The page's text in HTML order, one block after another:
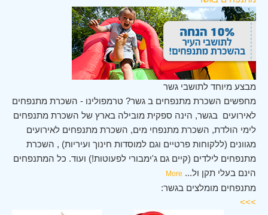
מבצע מיוחד לתושבי גשר
מחפשים השכרת מתנפחים ב גשר? טרמפולינו - השכרת מתנפחים
לאירועים בגשר, הינה ספקית מובילה בארץ של השכרת מתנפחים
לימי הולדת, השכרת מתנפחי מים, השכרת מתנפחים לאירועים
מגוונים (ללקוחות פרטיים וגם למוסדות חינוך ועיריות) , השכרת
מתנפחים לילדים (קיים גם ג'ימבורי לפעוטות!) ועוד. כל המתנפחים
הינם בעלי תקן ול...
More
מתנפחים מומלצים בגשר:
>>>